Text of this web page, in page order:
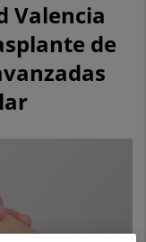
Valencia
de